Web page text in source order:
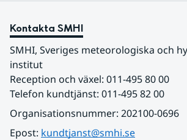
Kontakta SMHI
SMHI, Sveriges meteorologiska och
institut
Reception och växel: 011-495 80 00
Telefon kundtjänst: 011-495 82 00
Organisationsnummer: 202100-0696
Epost: kundtjanst@smhi.se